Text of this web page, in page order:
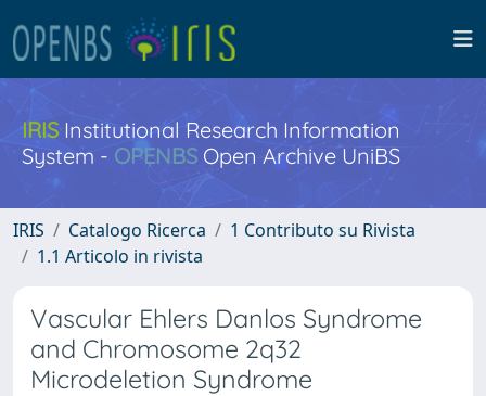
IRISInstitutional Research Information
System - OPENBS Open Archive UniBS
IRIS Catalogo Ricerca
1 Contributo su Rivista
1.1 Articolo in rivista
Vascular Ehlers Danlos Syndrome
and Chromosome 2q32
Microdeletion Syndrome